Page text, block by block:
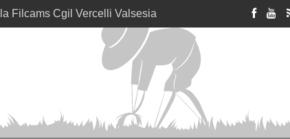
Cgil Vercelli Valsesia